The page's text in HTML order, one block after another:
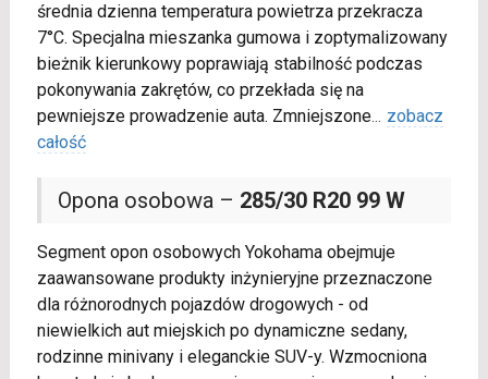
średnia dzienna temperatura powietrza przekracza
7°C. Specjalna mieszanka gumowa i zoptymalizowany
bieżnik kierunkowy poprawiają stabilność podczas
pokonywania zakrętów, co przekłada się na
pewniejsze prowadzenie auta. Zmniejszone... zobacz
całość
Opona osobowa – 285/30 R20 99 W
Segment opon osobowych Yokohama obejmuje
zaawansowane produkty inżynieryjne przeznaczone
dla różnorodnych pojazdów drogowych - od
niewielkich aut miejskich po dynamiczne sedany,
rodzinne minivany i eleganckie SUV-y. Wzmocniona